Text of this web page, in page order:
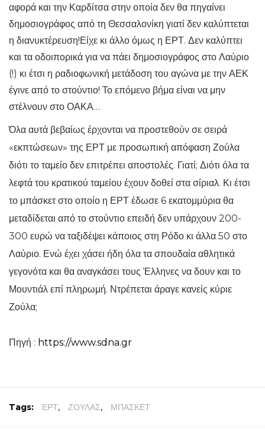
αφορά και την Καρδίτσα στην οποία δεν θα πηγαίνει
δημοσιογράφος από τη Θεσσαλονίκη γιατί δεν καλύπτεται
η διανυκτέρευση!Είχε κι άλλο όμως η ΕΡΤ. Δεν καλύπτει
και τα οδοιπορικά για να πάει δημοσιογράφος στο Λαύριο
(!) κι έτσι η ραδιοφωνική μετάδοση του αγώνα με την ΑΕΚ
έγινε από το στούντιο! Το επόμενο βήμα είναι να μην
στέλνουν στο ΟΑΚΑ…
Όλα αυτά βεβαίως έρχονται να προστεθούν σε σειρά
«εκπτώσεων» της ΕΡΤ με προσωπική απόφαση Ζούλα
διότι το ταμείο δεν επιτρέπει αποστολές. Γιατί; Διότι όλα τα
λεφτά του κρατικού ταμείου έχουν δοθεί στα σίριαλ. Κι έτσι
το μπάσκετ στο οποίο η ΕΡΤ έδωσε 6 εκατομμύρια θα
μεταδίδεται από το στούντιο επειδή δεν υπάρχουν 200-
300 ευρώ να ταξιδέψει κάποιος στη Ρόδο κι άλλα 50 στο
Λαύριο. Ενώ έχει χάσει ήδη όλα τα σπουδαία αθλητικά
γεγονότα και θα αναγκάσει τους Έλληνες να δουν και το
Μουντιάλ επί πληρωμή. Ντρέπεται άραγε κανείς κύριε
Ζούλα;
Πηγή : https://www.sdna.gr
Tags: ΕΡΤ, ΖΟΥΛΑΣ, ΜΠΑΣΚΕΤ